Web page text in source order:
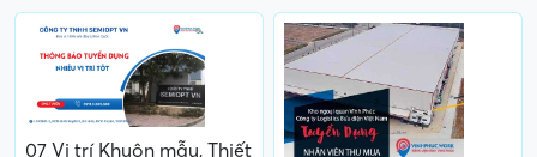
07 Vị trí Khuôn mẫu, Thiết